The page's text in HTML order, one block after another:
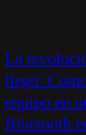
La
llegó:
equipo en
Bluetooth